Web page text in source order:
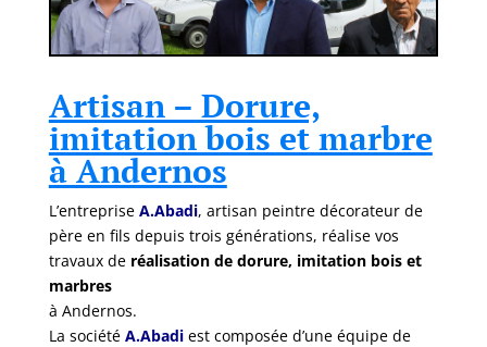
Artisan – Dorure,
imitation bois et marbre
à Andernos
L’entreprise A.Abadi, artisan peintre décorateur de
père en fils depuis trois générations, réalise vos
travaux de réalisation de dorure, imitation bois et
marbres
à Andernos.
La société A.Abadiest composée d’une équipe de